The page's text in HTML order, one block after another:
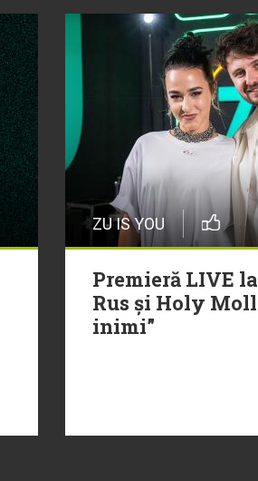
ZU IS YOU
Premieră LIVE
Rus și Holy
inimi”